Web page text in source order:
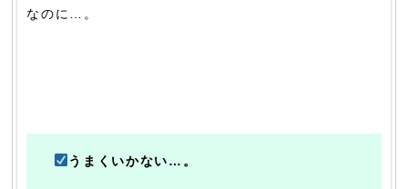
なのに…。
うまくいかない…。